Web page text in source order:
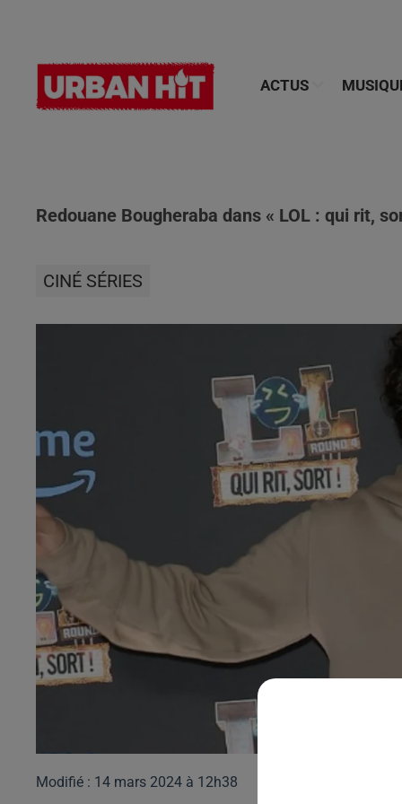
ACTUS
Redouane Bougheraba dans « LOL : qui rit,
CINÉ SÉRIES
Modifié : 14 mars 2024 à 12h38